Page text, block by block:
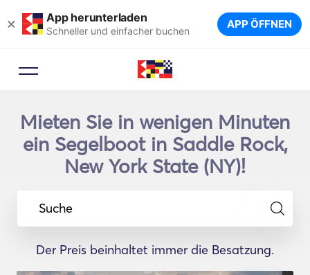
× App herunterladen
Schneller und einfacher buchen APP ÖFFNEN
Mieten Sie in wenigen Minuten
ein Segelboot in Saddle Rock,
New York State (NY)!
Suche
Der Preis beinhaltet immer die Besatzung.